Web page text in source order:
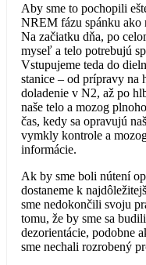
Aby sme to pochopili
NREM fázu spánku ako
Na začiatku dňa, po
myseľ a telo potrebujú
Vstupujeme teda do
stanice – od prípravy na
doladenie v N2, až po
naše telo a mozog
čas, kedy sa opravujú
vymkly kontrole a
informácie.
Ak by sme boli nútení
dostaneme k
sme nedokončili svoju
tomu, že by sme sa
dezorientácie, podobne
sme nechali rozrobený